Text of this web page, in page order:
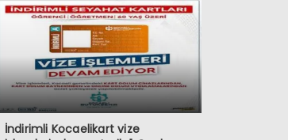
İndirimli Kocaelikart vize